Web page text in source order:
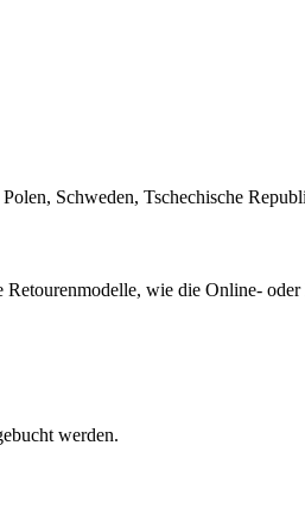
Schweden, Tschechische
wie die Online-
werden.